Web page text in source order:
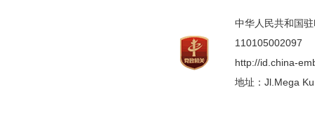
中华人民共和国
110105002097
http://id.china-
地址：Jl.Mega